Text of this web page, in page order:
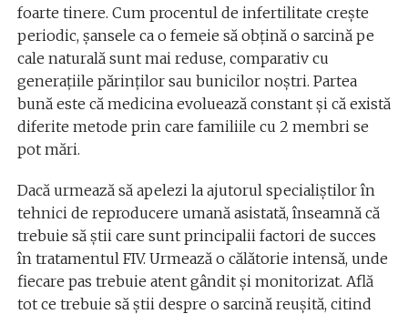
foarte tinere. Cum procentul de infertilitate crește
periodic, șansele ca o femeie să obțină o sarcină pe
cale naturală sunt mai reduse, comparativ cu
generațiile părinților sau bunicilor noștri. Partea
bună este că medicina evoluează constant și că există
diferite metode prin care familiile cu 2 membri se
pot mări.
Dacă urmează să apelezi la ajutorul specialiștilor în
tehnici de reproducere umană asistată, înseamnă că
trebuie să știi care sunt principalii factori de succes
în tratamentul FIV. Urmează o călătorie intensă, unde
fiecare pas trebuie atent gândit și monitorizat. Află
tot ce trebuie să știi despre o sarcină reușită, citind